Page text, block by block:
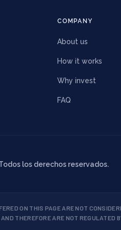
COMPANY
About us
How it works
Why invest
FAQ
los derechos reservados.
ON THIS PAGE ARE NOT
THEREFORE ARE NOT REGULATED